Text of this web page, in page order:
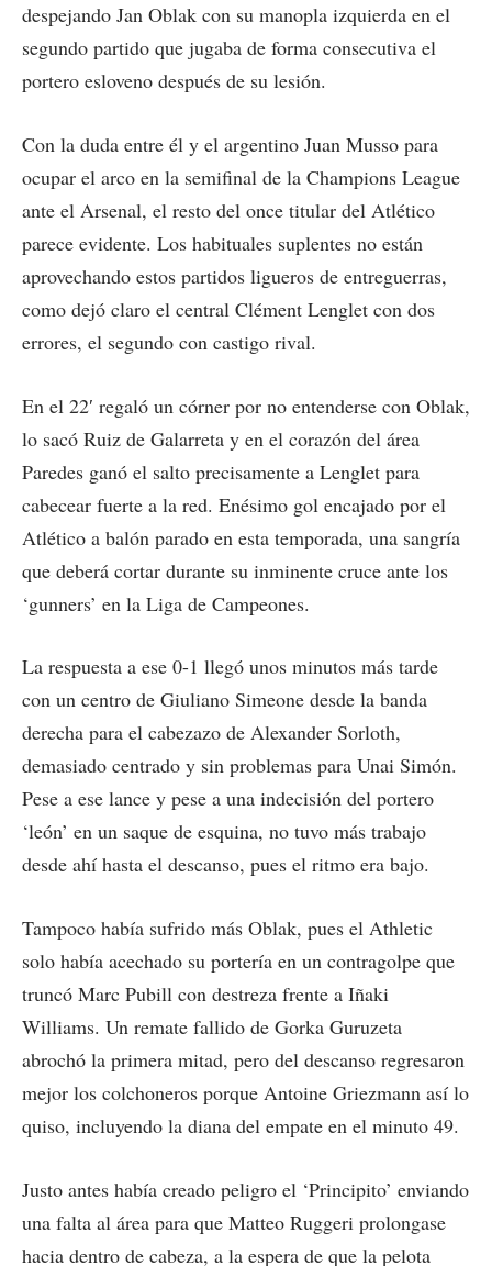
despejando Jan Oblak con su manopla izquierda en el
segundo partido que jugaba de forma consecutiva el
portero esloveno después de su lesión.
Con la duda entre él y el argentino Juan Musso para
ocupar el arco en la semifinal de la Champions League
ante el Arsenal, el resto del once titular del Atlético
parece evidente. Los habituales suplentes no están
aprovechando estos partidos ligueros de entreguerras,
como dejó claro el central Clément Lenglet con dos
errores, el segundo con castigo rival.
En el 22′ regaló un córner por no entenderse con Oblak,
lo sacó Ruiz de Galarreta y en el corazón del área
Paredes ganó el salto precisamente a Lenglet para
cabecear fuerte a la red. Enésimo gol encajado por el
Atlético a balón parado en esta temporada, una sangría
que deberá cortar durante su inminente cruce ante los
‘gunners’ en la Liga de Campeones.
La respuesta a ese 0-1 llegó unos minutos más tarde
con un centro de Giuliano Simeone desde la banda
derecha para el cabezazo de Alexander Sorloth,
demasiado centrado y sin problemas para Unai Simón.
Pese a ese lance y pese a una indecisión del portero
‘león’ en un saque de esquina, no tuvo más trabajo
desde ahí hasta el descanso, pues el ritmo era bajo.
Tampoco había sufrido más Oblak, pues el Athletic
solo había acechado su portería en un contragolpe que
truncó Marc Pubill con destreza frente a Iñaki
Williams. Un remate fallido de Gorka Guruzeta
abrochó la primera mitad, pero del descanso regresaron
mejor los colchoneros porque Antoine Griezmann así lo
quiso, incluyendo la diana del empate en el minuto 49.
Justo antes había creado peligro el ‘Principito’ enviando
una falta al área para que Matteo Ruggeri prolongase
hacia dentro de cabeza, a la espera de que la pelota